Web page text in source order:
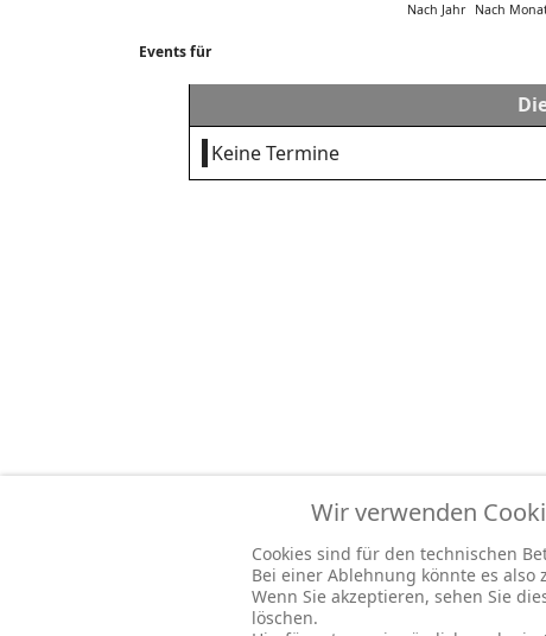
Nach Jahr Nach
Events für
Keine Termine
Wir verwenden
Cookies sind für den technischen
Bei einer Ablehnung könnte es also
Wenn Sie akzeptieren, sehen Sie
löschen.